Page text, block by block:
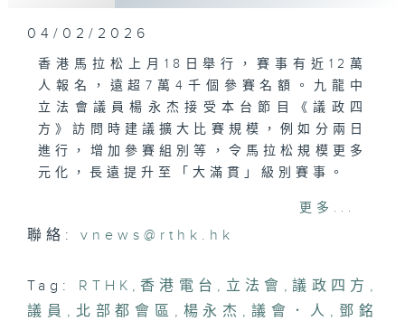
04/02/2026
香港馬拉松上月18日舉行，賽事有近12萬
人報名，遠超7萬4千個參賽名額。九龍中
立法會議員楊永杰接受本台節目《議政四
方》訪問時建議擴大比賽規模，例如分兩日
進行，增加參賽組別等，令馬拉松規模更多
元化，長遠提升至「大滿貫」級別賽事。
民建聯立法會議員陳勇今日在立法會大會
上，提出「進一步提速提效建設好北部都會
案。他表示，因應全球競爭越來越激烈的國
際局勢，香港發展要「快上加快」，希望為
更多...
聯絡:vnews@rthk.hk
Tag: RTHK , 香港電台 , 立法會 , 議政四方 ,
議員 , 北部都會區 , 楊永杰 , 議會．人 , 鄧銘